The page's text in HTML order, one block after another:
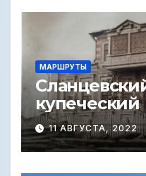
МАРШРУТЫ
купеческий
11 АВГУСТА, 2022